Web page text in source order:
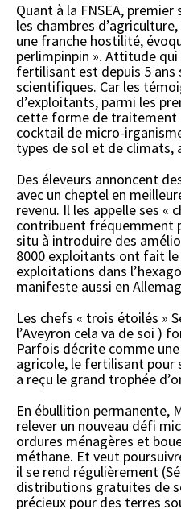
Quant à la FNSEA,
les chambres
une franche hostilité,
perlimpinpin ». Attitude
fertilisant est depuis 5 ans
scientifiques. Car les
d’exploitants, parmi les
cette forme de traitement
cocktail de micro-
types de sol et de climats,
Des éleveurs annoncent
avec un cheptel en
revenu. Il les appelle ses «
contribuent fréquemment
situ à introduire des
8000 exploitants ont fait le
exploitations dans
manifeste aussi en
Les chefs « trois étoilés »
l’Aveyron cela va de soi )
Parfois décrite comme
agricole, le fertilisant pour
a reçu le grand trophée
En ébullition permanente,
relever un nouveau défi
ordures ménagères et
méthane. Et veut
il se rend régulièrement
distributions gratuites de
précieux pour des terres